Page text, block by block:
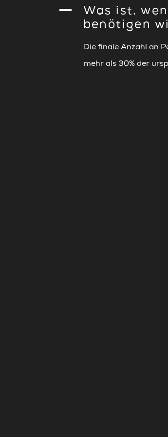
A
Was ist,
benötigen
Die finale Anzahl an
mehr als 30% der